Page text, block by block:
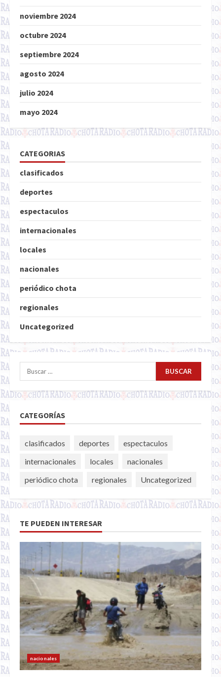
noviembre 2024
octubre 2024
septiembre 2024
agosto 2024
julio 2024
mayo 2024
CATEGORIAS
clasificados
deportes
espectaculos
internacionales
locales
nacionales
periódico chota
regionales
Uncategorized
Buscar:
CATEGORÍAS
clasificados deportes
espectaculos
internacionales
locales
nacionales
periódico chota
regionales Uncategorized
TE PUEDEN INTERESAR
nacionales